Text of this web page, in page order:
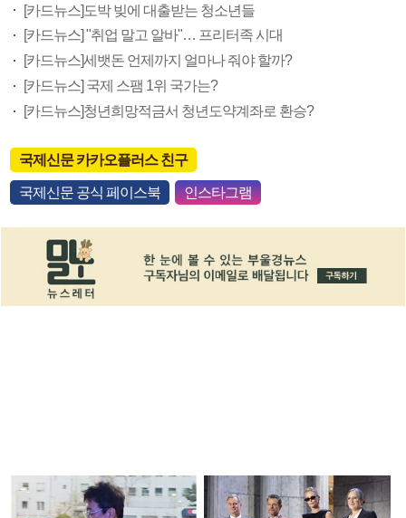
[카드뉴스]도박 빚에 대출받는 청소년들
[카드뉴스] "취업 말고 알바"… 프리터족 시대
[카드뉴스]세뱃돈 언제까지 얼마나 줘야 할까?
[카드뉴스] 국제 스팸 1위 국가는?
[카드뉴스]청년희망적금서 청년도약계좌로 환승?
국제신문 카카오플러스 친구
국제신문 공식 페이스북 인스타그램